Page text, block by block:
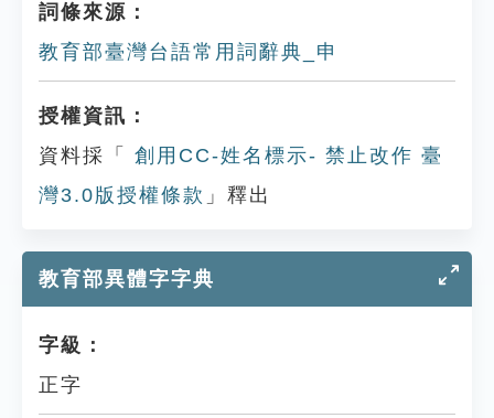
詞條來源：
教育部臺灣台語常用詞辭典_申
授權資訊：
資料採「
創用CC-姓名標示- 禁止改作 臺
灣3.0版授權條款 」釋出
教育部異體字字典
字級：
正字